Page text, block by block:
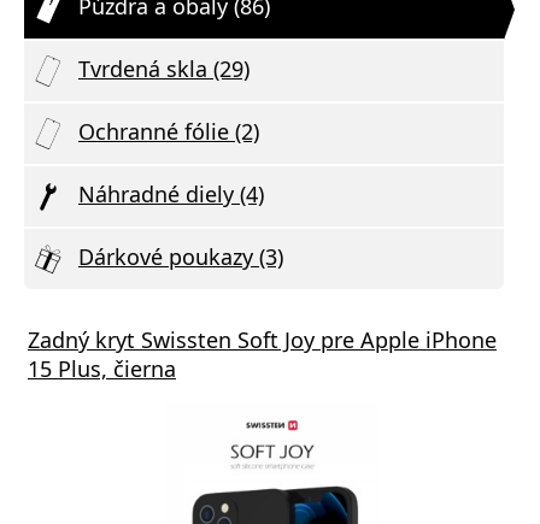
Tvrdená skla (29)
Ochranné fólie (2)
Náhradné diely (4)
Dárkové poukazy (3)
Zadný kryt Swissten Soft Joy pre Apple iPhone
15 Plus, čierna